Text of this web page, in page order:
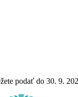
podať do 30. 9.